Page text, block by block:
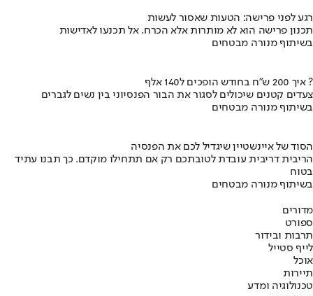
רגע לפני פרישה: הטעות שאסור לעשות
תכנון פרישה הוא לא מותרות אלא הכרח. אל תכנעו לאדישות
בשיתוף מנורה מבטחים
איך 200 ש"ח בחודש הופכים ל140 אלף ?
צעדים קטנים שיכולים לסגור את הבור הפנסיוני בין נשים לגברים
בשיתוף מנורה מבטחים
הסוד של איינשטיין שיגדיל לכם את הפנסיה
הריבית דריבית עובדת לטובתכם רק אם תתחילו מוקדם. כך תבנו עתיד
בטוח
בשיתוף מנורה מבטחים
מדורים
ספורט
תרבות ובידור
לייף סטייל
אוכל
תיירות
טכנולוגיה ומדע